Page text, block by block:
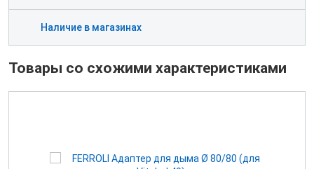
Наличие в магазинах
Товары со схожими характеристиками